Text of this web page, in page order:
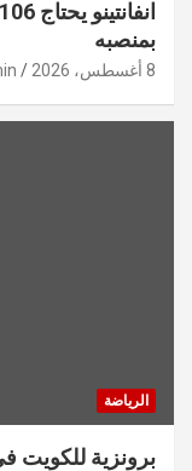
بمنصبه
8 أغسطس، 2026
الرياضة
برونزية للكويت